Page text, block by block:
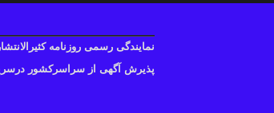
نمایندگی رسمی روزنامه
پذیرش آگهی از سراسرکشور